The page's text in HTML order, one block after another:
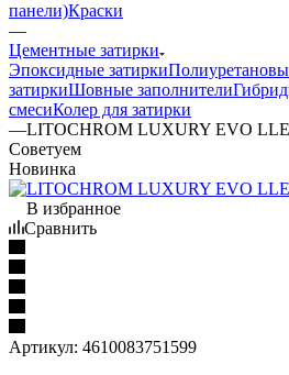
панели)Краски
—
Цементные затирки
Эпоксидные затирки
затиркиШовные заполнители
смесиКолер для затирки
—LITOCHROM LUXURY EVO
Советуем
Новинка
В избранное
Сравнить
Артикул: 4610083751599